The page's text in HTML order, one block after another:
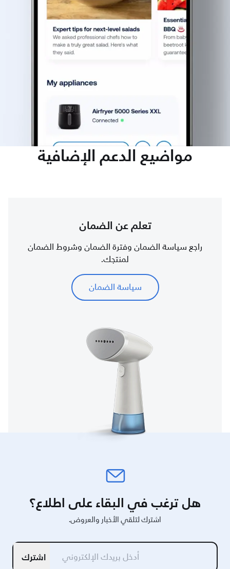
مواضيع الدعم الإضافية
تعلم عن الضمان
راجع سياسة الضمان وفترة الضمان وشروط الضمان
لمنتجك.
سياسة الضمان
هل ترغب في البقاء على اطلاع؟
اشترك لتلقي الأخبار والعروض.
اشترك